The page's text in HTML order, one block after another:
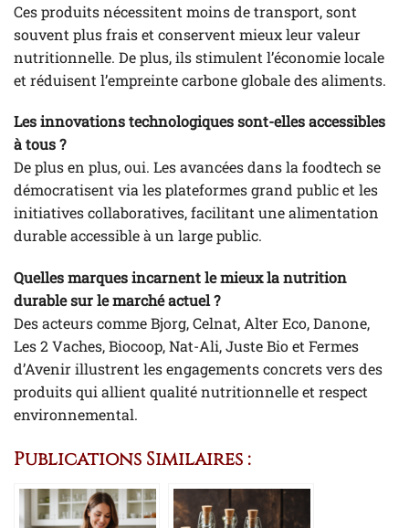
Ces produits nécessitent moins de transport, sont
souvent plus frais et conservent mieux leur valeur
nutritionnelle. De plus, ils stimulent l’économie locale
et réduisent l’empreinte carbone globale des aliments.
Les innovations technologiques sont-elles accessibles
à tous ?
De plus en plus, oui. Les avancées dans la foodtech se
démocratisent via les plateformes grand public et les
initiatives collaboratives, facilitant une alimentation
durable accessible à un large public.
Quelles marques incarnent le mieux la nutrition
durable sur le marché actuel ?
Des acteurs comme Bjorg, Celnat, Alter Eco, Danone,
Les 2 Vaches, Biocoop, Nat-Ali, Juste Bio et Fermes
d’Avenir illustrent les engagements concrets vers des
produits qui allient qualité nutritionnelle et respect
environnemental.
Publications Similaires :